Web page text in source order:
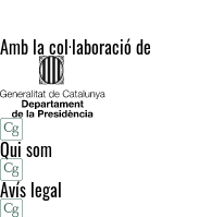
Amb la col·laboració de
Qui som
Avís legal